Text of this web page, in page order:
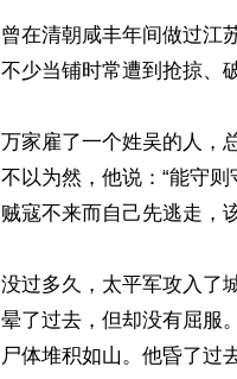
曾在清朝咸丰年间做过江
不少当铺时常遭到抢掠、
万家雇了一个姓吴的人，
不以为然，他说：“能守
贼寇不来而自己先逃走，
没过多久，太平军攻入了
晕了过去，但却没有屈服
尸体堆积如山。他昏了过